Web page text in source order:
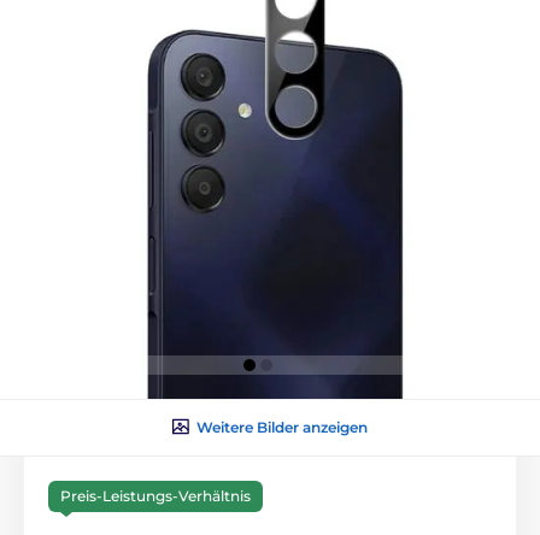
Weitere Bilder anzeigen
Preis-Leistungs-Verhältnis